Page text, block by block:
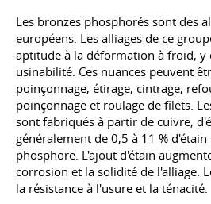
Les bronzes phosphorés sont des
européens. Les alliages de ce
aptitude à la déformation à froid, y
usinabilité. Ces nuances peuvent
poinçonnage, étirage, cintrage,
poinçonnage et roulage de filets.
sont fabriqués à partir de cuivre,
généralement de 0,5 à 11 %
phosphore. L'ajout d'étain
corrosion et la solidité de l'alliage.
la résistance à l'usure et la ténacité.